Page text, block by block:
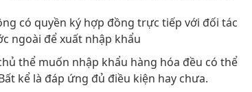
có quyền ký hợp đồng trực tiếp với đối tác
ngoài để xuất nhập khẩu
thể muốn nhập khẩu hàng hóa đều có thể
kể là đáp ứng đủ điều kiện hay chưa.